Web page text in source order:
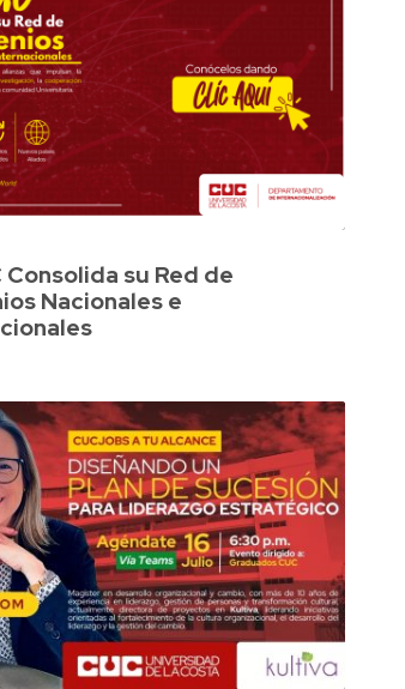
Consolida su Red de
Nacionales e